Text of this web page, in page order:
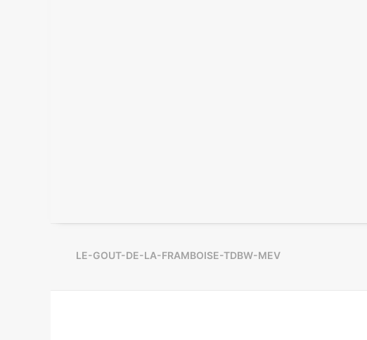
LE-GOUT-DE-LA-FRAMBOISE-TDBW-MEV